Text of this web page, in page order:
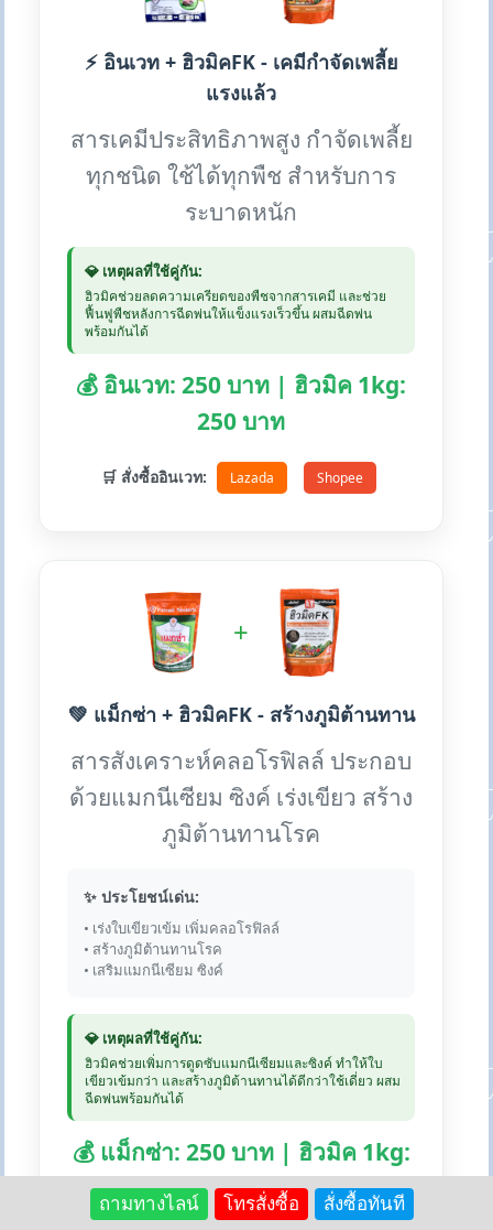
⚡ อินเวท + ฮิวมิคFK - เคมีกำจัดเพลี้ย
แรงแล้ว
สารเคมีประสิทธิภาพสูง กำจัดเพลี้ย
ทุกชนิด ใช้ได้ทุกพืช สำหรับการ
ระบาดหนัก
💎 เหตุผลที่ใช้คู่กัน:
ฮิวมิคช่วยลดความเครียดของพืชจากสารเคมี และช่วย
ฟื้นฟูพืชหลังการฉีดพ่นให้แข็งแรงเร็วขึ้น ผสมฉีดพ่น
พร้อมกันได้
💰 อินเวท: 250 บาท | ฮิวมิค 1kg:
250 บาท
🛒 สั่งซื้ออินเวท: Lazada Shopee
+
💚 แม็กซ่า + ฮิวมิคFK - สร้างภูมิต้านทาน
สารสังเคราะห์คลอโรฟิลล์ ประกอบ
ด้วยแมกนีเซียม ซิงค์ เร่งเขียว สร้าง
ภูมิต้านทานโรค
✨ ประโยชน์เด่น:
• เร่งใบเขียวเข้ม เพิ่มคลอโรฟิลล์
• สร้างภูมิต้านทานโรค
• เสริมแมกนีเซียม ซิงค์
💎 เหตุผลที่ใช้คู่กัน:
ฮิวมิคช่วยเพิ่มการดูดซับแมกนีเซียมและซิงค์ ทำให้ใบ
เขียวเข้มกว่า และสร้างภูมิต้านทานได้ดีกว่าใช้เดี่ยว ผสม
ฉีดพ่นพร้อมกันได้
💰 แม็กซ่า: 250 บาท | ฮิวมิค 1kg:
250 บาท
ถามทางไลน์ โทรสั่งซื้อ สั่งซื้อทันที